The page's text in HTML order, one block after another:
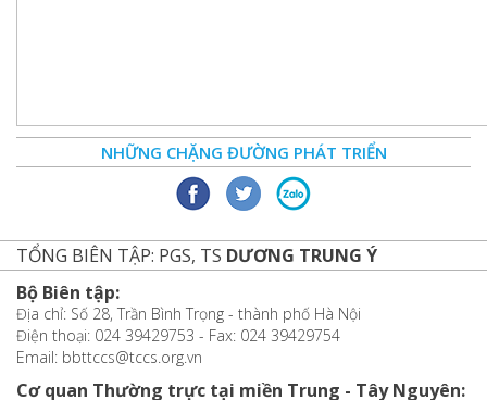
NHỮNG CHẶNG ĐƯỜNG PHÁT TRIỂN
TỔNG BIÊN TẬP: PGS, TS DƯƠNG TRUNG Ý
Bộ Biên tập:
Địa chỉ: Số 28, Trần Bình Trọng - thành phố Hà Nội
Điện thoại: 024 39429753 - Fax: 024 39429754
Email: bbttccs@tccs.org.vn
Cơ quan Thường trực tại miền Trung - Tây Nguyên: